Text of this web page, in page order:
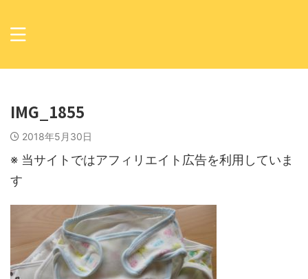
IMG_1855
2018年5月30日
※ 当サイトではアフィリエイト広告を利用していま
す